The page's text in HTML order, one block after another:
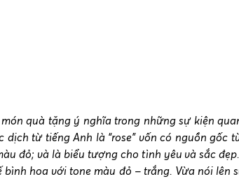
quà tặng ý nghĩa trong những sự kiện
từ tiếng Anh là “rose” vốn có nguồn gốc
đỏ; và là biểu tượng cho tình yêu và sắc
hoa với tone màu đỏ – trắng. Vừa nói lên